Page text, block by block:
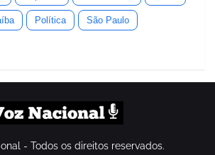
Política São Paulo
- Todos os direitos reservados.